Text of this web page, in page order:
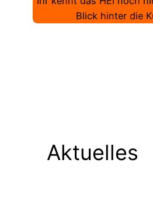
Blick hinter die
Aktuelles